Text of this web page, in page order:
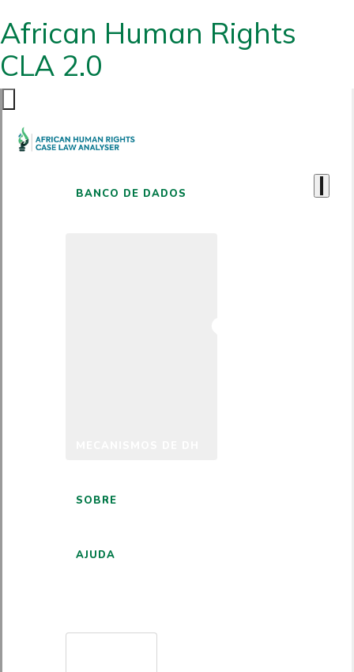
African Human Rights
CLA 2.0
BANCO DE DADOS
SOBRE
AJUDA